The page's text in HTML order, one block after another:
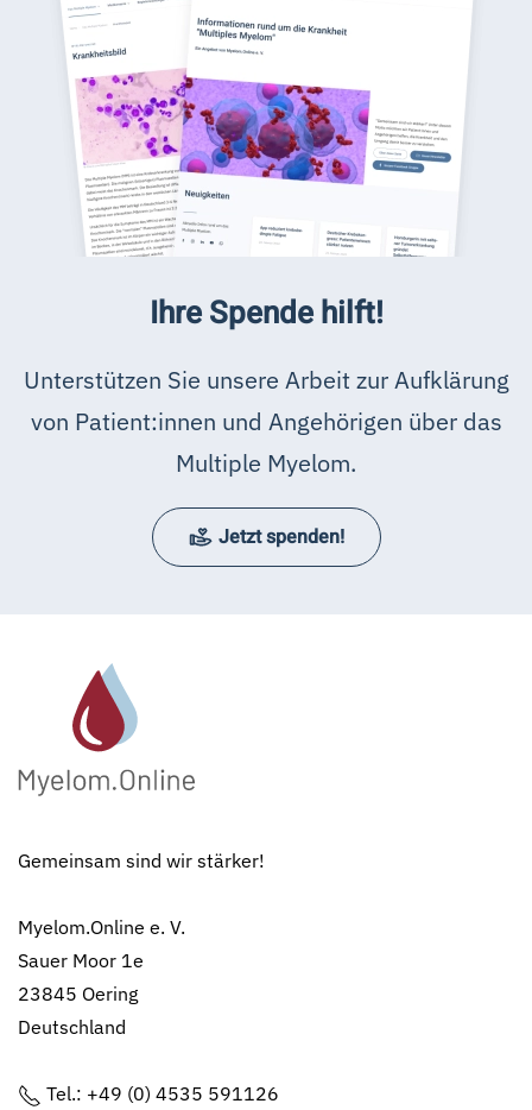
Ihre Spende hilft!
Unterstützen Sie unsere Arbeit zur Aufklärung
von Patient:innen und Angehörigen über das
Multiple Myelom.
Jetzt spenden!
Gemeinsam sind wir stärker!
Myelom.Online e. V.
Sauer Moor 1e
23845 Oering
Deutschland
Tel.: +49 (0) 4535 591126